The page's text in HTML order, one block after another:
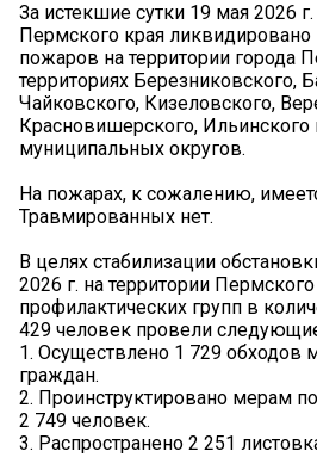
За истекшие сутки 19 мая 2026
Пермского края ликвидировано
пожаров на территории города
территориях Березниковского,
Чайковского, Кизеловского,
Красновишерского, Ильинского
муниципальных округов.
На пожарах, к сожалению,
Травмированных нет.
В целях стабилизации
2026 г. на территории
профилактических групп в
429 человек провели
1. Осуществлено 1 729 обходов
граждан.
2. Проинструктировано мерам
2 749 человек.
3. Распространено 2 251